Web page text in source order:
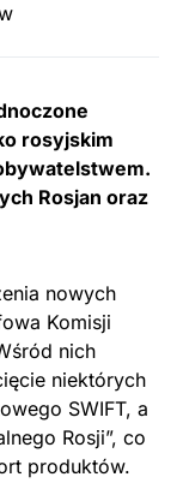
rosyjskim
Rosjan oraz
nowych
Komisji
nich
niektórych
SWIFT, a
Rosji”, co
produktów.